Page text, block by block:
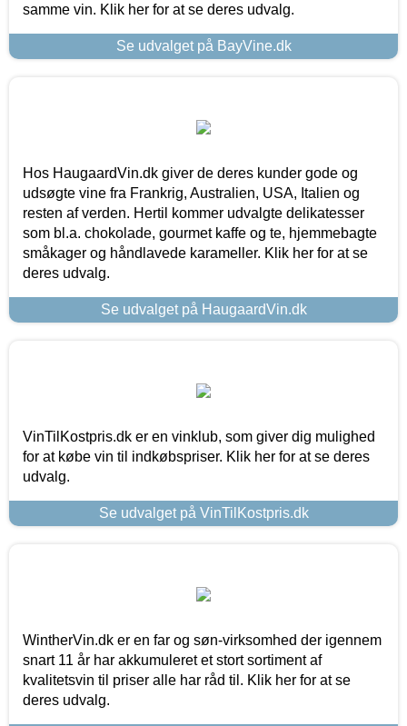
samme vin. Klik her for at se deres udvalg.
Se udvalget på BayVine.dk
Hos HaugaardVin.dk giver de deres kunder gode og
udsøgte vine fra Frankrig, Australien, USA, Italien og
resten af verden. Hertil kommer udvalgte delikatesser
som bl.a. chokolade, gourmet kaffe og te, hjemmebagte
småkager og håndlavede karameller. Klik her for at se
deres udvalg.
Se udvalget på HaugaardVin.dk
VinTilKostpris.dk er en vinklub, som giver dig mulighed
for at købe vin til indkøbspriser. Klik her for at se deres
udvalg.
Se udvalget på VinTilKostpris.dk
WintherVin.dk er en far og søn-virksomhed der igennem
snart 11 år har akkumuleret et stort sortiment af
kvalitetsvin til priser alle har råd til. Klik her for at se
deres udvalg.